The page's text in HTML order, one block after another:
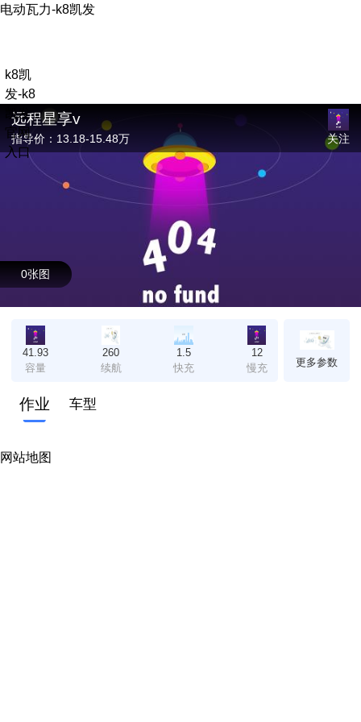
电动瓦力-k8凯发
k8凯
发-k8
凯发
官网
入口
远程星享v
指导价：13.18-15.48万 关注
0张图
41.93
容量
260
续航
1.5
快充
12
慢充
更多参数
作业 车型
网站地图